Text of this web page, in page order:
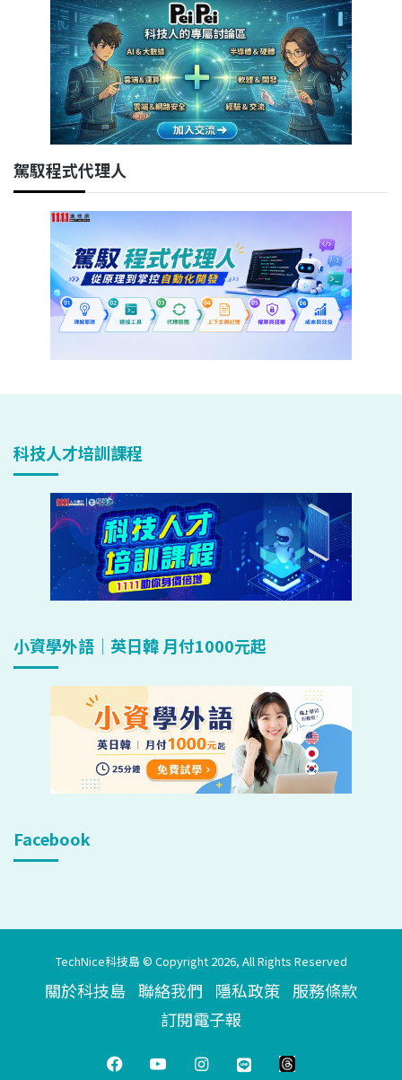
駕馭程式代理人
科技人才培訓課程
小資學外語｜英日韓 月付1000元起
Facebook
TechNice科技島 © Copyright 2026, All Rights Reserved
關於科技島 聯絡我們 隱私政策 服務條款
訂閱電子報